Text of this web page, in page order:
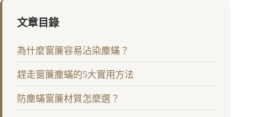
文章目錄
為什麼窗簾容易沾染塵蟎？
趕走窗簾塵蟎的5大實用方法
防塵蟎窗簾材質怎麼選？